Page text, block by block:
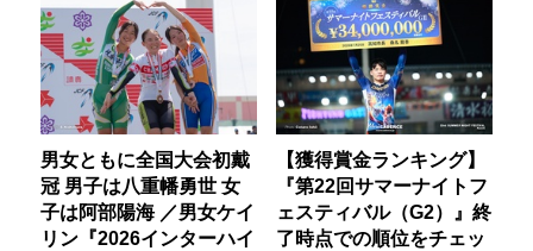
男女ともに全国大会初戴
冠 男子は八重幡勇世 女
子は阿部陽海 ／男女ケイ
リン『2026インターハイ
【獲得賞金ランキング】
『第22回サマーナイトフ
ェスティバル（G2）』終
了時点での順位をチェッ